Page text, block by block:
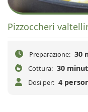
Pizzoccheri
Preparazione: 30
Cottura: 30
Dosi per: 4